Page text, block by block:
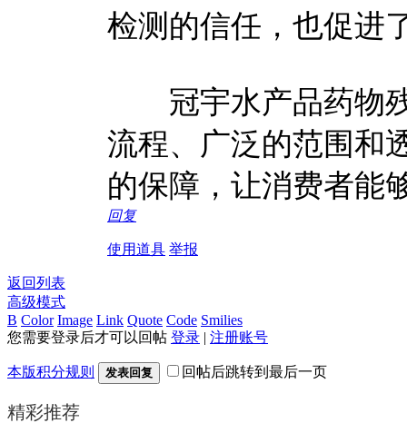
检测的信任，也促进
冠宇水产品药物残
流程、广泛的范围和
的保障，让消费者能
回复
使用道具 举报
返回列表
高级模式
B Color Image Link Quote Code Smilies
您需要登录后才可以回帖 登录 | 注册账号
本版积分规则 发表回复 回帖后跳转到最后一页
精彩推荐